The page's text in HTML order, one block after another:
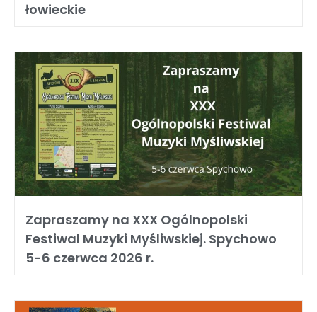
łowieckie
Zapraszamy na XXX Ogólnopolski
Festiwal Muzyki Myśliwskiej. Spychowo
5-6 czerwca 2026 r.